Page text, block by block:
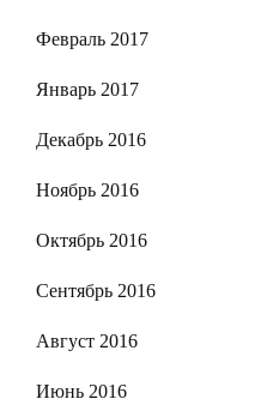
Февраль 2017
Январь 2017
Декабрь 2016
Ноябрь 2016
Октябрь 2016
Сентябрь 2016
Август 2016
Июнь 2016